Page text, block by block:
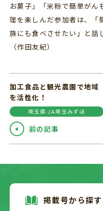
お菓子」「米粉で簡単が
理を楽しんだ参加者は、「
族にも食べさせたい」と話
（作田友紀）
加工食品と観光農園で地域
を活性化！
埼玉県 JA埼玉みずほ
前の記事
掲載号から探す